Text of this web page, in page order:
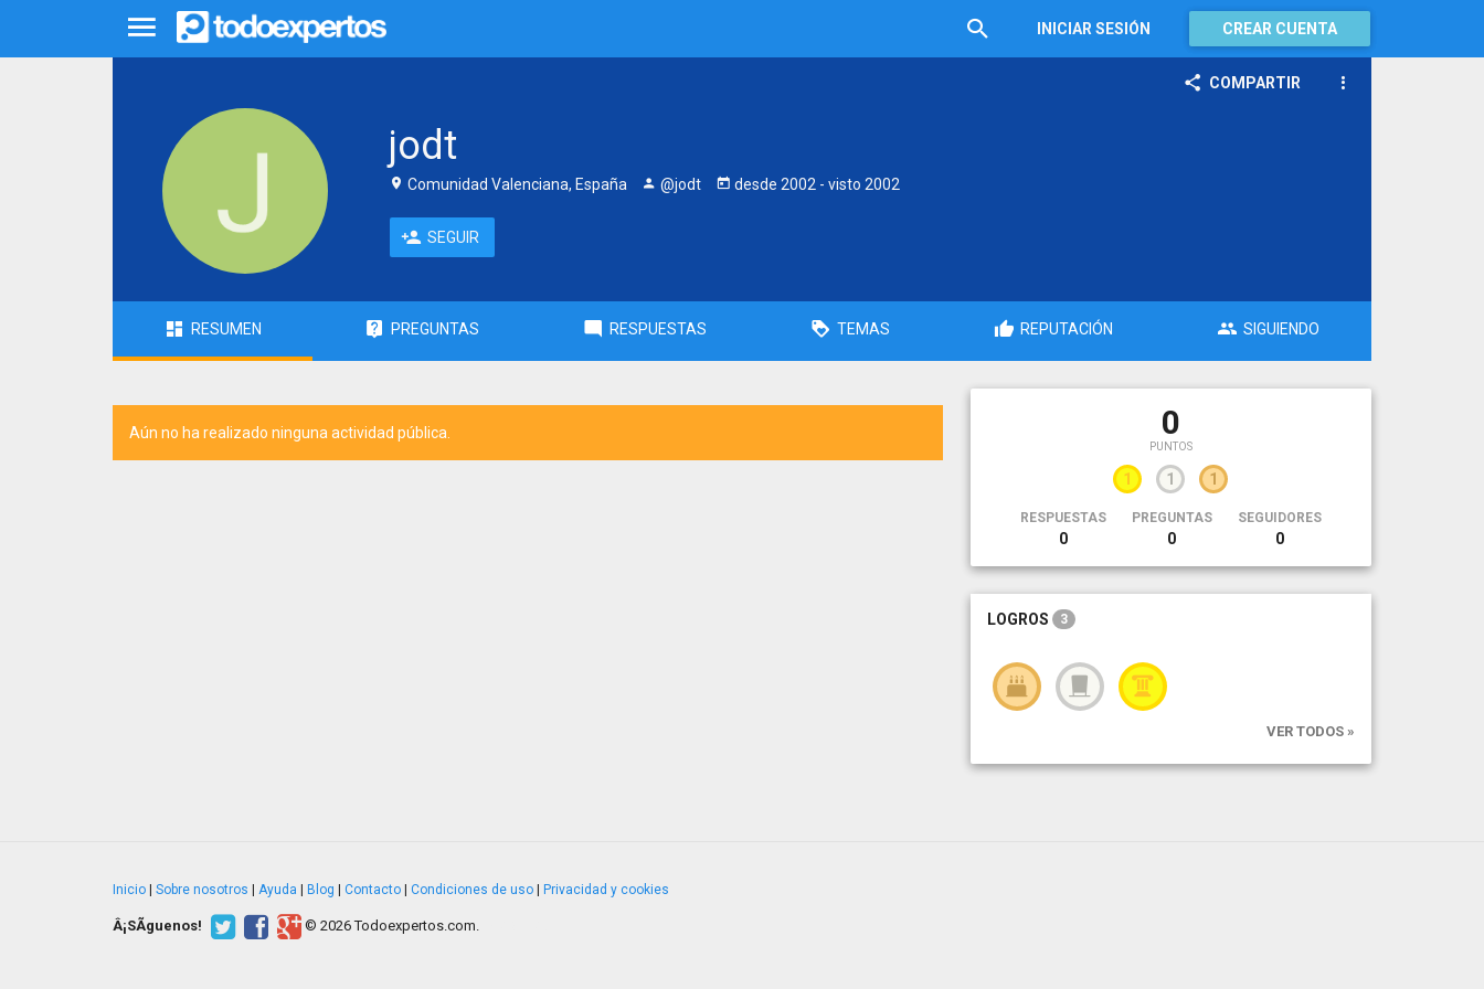
INICIAR SESIÓN CREAR CUENTA
COMPARTIR
jodt
Comunidad Valenciana, España @jodt desde 2002 - visto 2002
SEGUIR
RESUMEN PREGUNTAS RESPUESTAS TEMAS REPUTACIÓN SIGUIENDO
Aún no ha realizado ninguna actividad pública. 0
PUNTOS
1 1 1
RESPUESTAS
0
PREGUNTAS
0
SEGUIDORES
0
LOGROS 3
VER TODOS »
Inicio Sobre nosotros Ayuda Blog Contacto Condiciones de uso Privacidad y cookies
Â¡SÃ­guenos! © 2026 Todoexpertos.com.